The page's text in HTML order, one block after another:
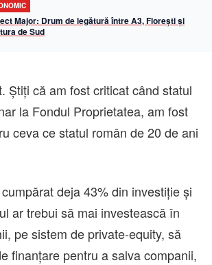
Major: Drum de legătură între A3, Florești și
de Sud
Ştiţi că am fost criticat când statul
la Fondul Proprietatea, am fost
ceva ce statul român de 20 de ani
deja 43% din investiţie şi
ar trebui să mai investească în
pe sistem de private-equity, să
finanţare pentru a salva companii,